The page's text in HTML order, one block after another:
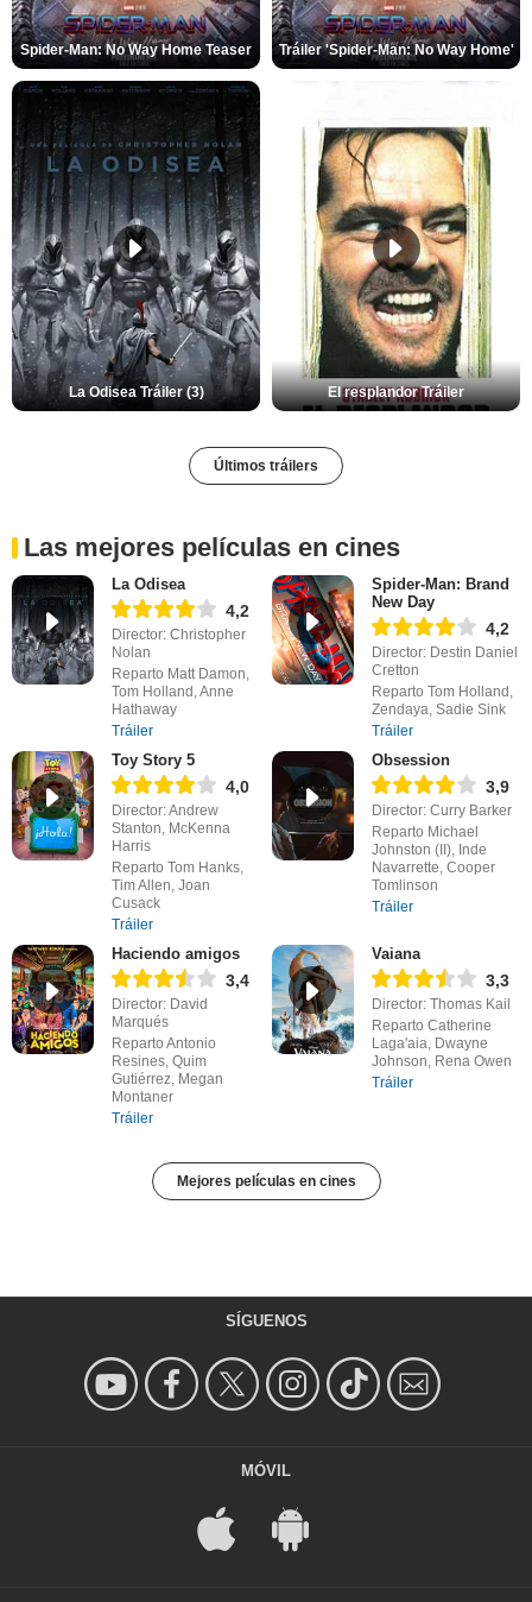
Spider-Man: No Way Home Teaser Tráiler 'Spider-Man: No Way Home'
La Odisea Tráiler (3) El resplandor Tráiler
Últimos tráilers
Las mejores películas en cines
La Odisea
4,2
Director: Christopher
Nolan
Reparto Matt Damon,
Tom Holland, Anne
Hathaway
Tráiler
Spider-Man: Brand
New Day
4,2
Director: Destin Daniel
Cretton
Reparto Tom Holland,
Zendaya, Sadie Sink
Tráiler
Toy Story 5
4,0
Director: Andrew
Stanton, McKenna
Harris
Reparto Tom Hanks,
Tim Allen, Joan
Cusack
Tráiler
Obsession
3,9
Director: Curry Barker
Reparto Michael
Johnston (II), Inde
Navarrette, Cooper
Tomlinson
Tráiler
Haciendo amigos
3,4
Director: David
Marqués
Reparto Antonio
Resines, Quim
Gutiérrez, Megan
Montaner
Tráiler
Vaiana
3,3
Director: Thomas Kail
Reparto Catherine
Laga'aia, Dwayne
Johnson, Rena Owen
Tráiler
Mejores películas en cines
SÍGUENOS
MÓVIL